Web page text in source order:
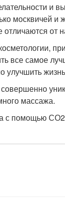
и
москвичей и
от
все самое
улучшить
массажа.
с помощью